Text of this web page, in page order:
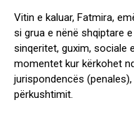
Vitin e kaluar, Fatmira,
si grua e nënë shqiptare
sinqeritet, guxim, sociale
momentet kur kërkohet
jurispondencës
përkushtimit.